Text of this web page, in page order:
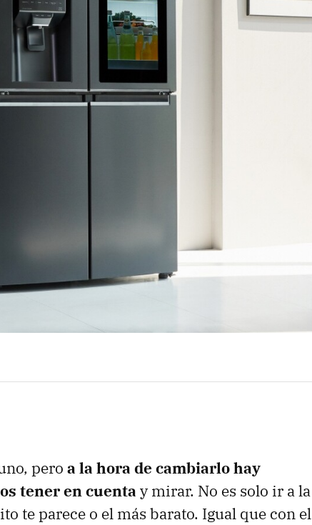
pero a la hora de cambiarlo hay
tener en cuenta y mirar. No es solo ir a la
te parece o el más barato. Igual que con el